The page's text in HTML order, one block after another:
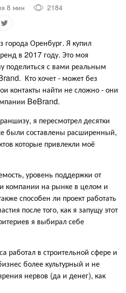
8 мин
2184
Оренбург. Я купил
в 2017 году. Это моя
поделиться с вами реальным
Кто хочет - может без
контакты найти не сложно - они
BeBrand.
я пересмотрел десятки
были составлены расширенный,
которые привлекли моё
уровень поддержки от
компании на рынке в целом и
способен ли проект работать
после того, как я запущу этот
я выбирал себе
работал в строительной сфере и
более культурный и не
нервов (да и денег), как